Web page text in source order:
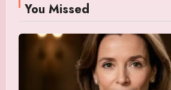
You Missed